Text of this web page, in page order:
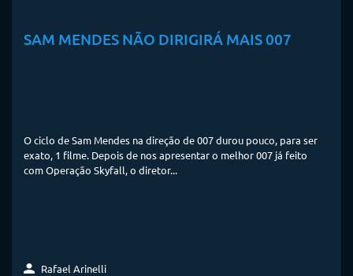
SAM MENDES NÃO DIRIGIRÁ MAIS 007
O ciclo de Sam Mendes na direção de 007 durou pouco, para ser
exato, 1 filme. Depois de nos apresentar o melhor 007 já feito
com Operação Skyfall, o diretor...
Rafael Arinelli